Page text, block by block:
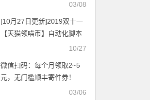
03/08
[10月27日更新]2019双十一
【天猫领喵币】自动化脚本
10/27
微信扫码：每个月领取2~5
元，无门槛顺丰寄件券！
03/06